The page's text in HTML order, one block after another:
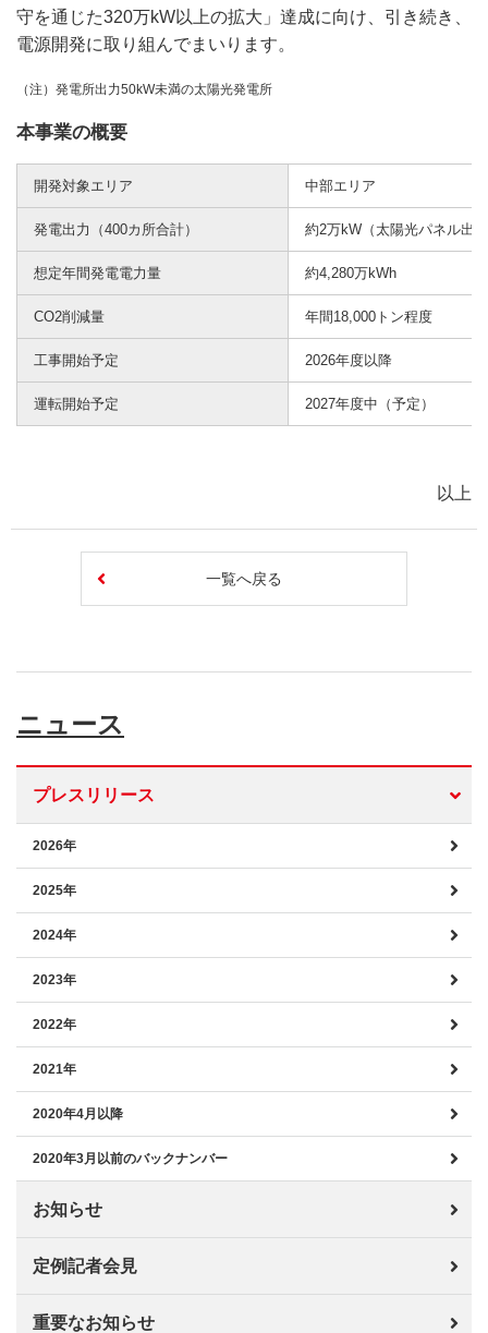
守を通じた320万kW以上の拡大」達成に向け、引き続き、
電源開発に取り組んでまいります。
（注）発電所出力50kW未満の太陽光発電所
本事業の概要
開発対象エリア 中部エリア
発電出力（400カ所合計） 約2万kW（太陽光パネル出
想定年間発電電力量 約4,280万kWh
CO2削減量 年間18,000トン程度
工事開始予定 2026年度以降
運転開始予定 2027年度中（予定）
以上
一覧へ戻る
ニュース
プレスリリース
2026年
2025年
2024年
2023年
2022年
2021年
2020年4月以降
2020年3月以前のバックナンバー
お知らせ
定例記者会見
重要なお知らせ